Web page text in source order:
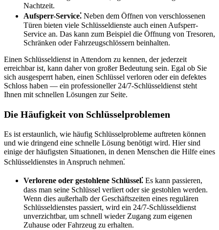
Nachtzeit.
Aufsperr-Service⁚ Neben dem Öffnen von verschlossenen
Türen bieten viele Schlüsseldienste auch einen Aufsperr-
Service an.​ Das kann zum Beispiel die Öffnung von Tresoren,
Schränken oder Fahrzeugschlössern beinhalten.​
Einen Schlüsseldienst in Attendorn zu kennen, der jederzeit
erreichbar ist, kann daher von großer Bedeutung sein.​ Egal ob Sie
sich ausgesperrt haben, einen Schlüssel verloren oder ein defektes
Schloss haben ― ein professioneller 24/7-Schlüsseldienst steht
Ihnen mit schnellen Lösungen zur Seite.​
Die Häufigkeit von Schlüsselproblemen
Es ist erstaunlich, wie häufig Schlüsselprobleme auftreten können
und wie dringend eine schnelle Lösung benötigt wird.​ Hier sind
einige der häufigsten Situationen, in denen Menschen die Hilfe eines
Schlüsseldienstes in Anspruch nehmen⁚
Verlorene oder gestohlene Schlüssel⁚ Es kann passieren,
dass man seine Schlüssel verliert oder sie gestohlen werden.​
Wenn dies außerhalb der Geschäftszeiten eines regulären
Schlüsseldienstes passiert, wird ein 24/7-Schlüsseldienst
unverzichtbar, um schnell wieder Zugang zum eigenen
Zuhause oder Fahrzeug zu erhalten.​